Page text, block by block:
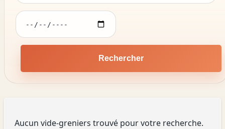
Rechercher
Aucun vide-greniers trouvé pour votre recherche.